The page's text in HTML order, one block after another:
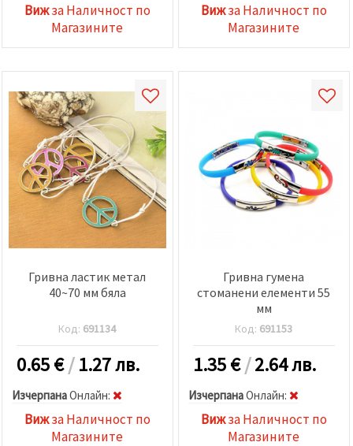
Вижза Наличност по
Магазините
Вижза Наличност по
Магазините
Гривна ластик метал
40~70 мм бяла
Код: 691134
0.65€/1.27 лв.
ИзчерпанаOнлайн:
Вижза Наличност по
Магазините
Гривна гумена
стоманени елементи 55
мм
Код: 691153
1.35€/2.64 лв.
ИзчерпанаOнлайн:
Вижза Наличност по
Магазините